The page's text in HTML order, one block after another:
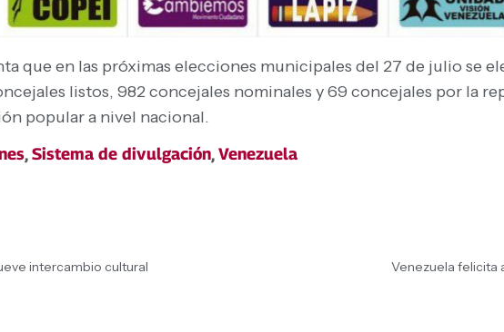
que en las próximas elecciones municipales del 27 de julio se
listos, 982 concejales nominales y 69 concejales por la
popular a nivel nacional.
,Sistema de divulgación,Venezuela
intercambio cultural Venezuela felicita